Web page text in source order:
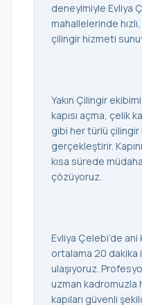
deneyimiyle Evliya
mahallelerinde
çilingir hizmeti
Yakın Çilingir
kapısı açma, çelik
gibi her türlü
gerçekleştirir.
kısa sürede
çözüyoruz.
Evliya Çelebi’de
ortalama 20 dakika
ulaşıyoruz.
uzman kadromuzla
kapıları güvenli